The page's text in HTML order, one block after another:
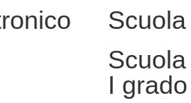
I grado